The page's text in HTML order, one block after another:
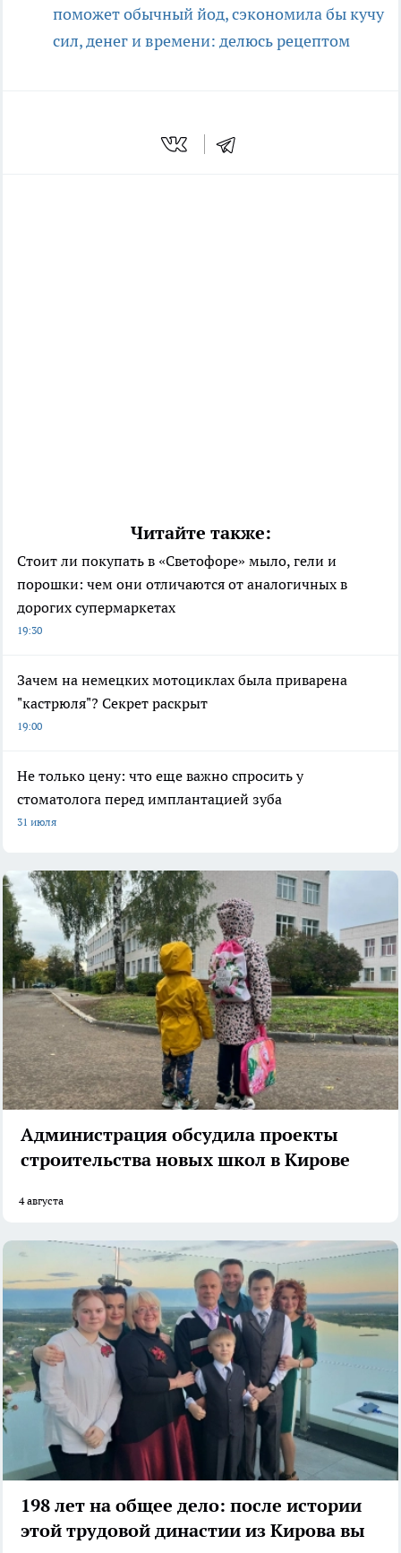
поможет обычный йод, сэкономила бы кучу
сил, денег и времени: делюсь рецептом
Читайте также:
Стоит ли покупать в «Светофоре» мыло, гели и
порошки: чем они отличаются от аналогичных в
дорогих супермаркетах
19:30
Зачем на немецких мотоциклах была приварена
"кастрюля"? Секрет раскрыт
19:00
Не только цену: что еще важно спросить у
стоматолога перед имплантацией зуба
31 июля
Администрация обсудила проекты
строительства новых школ в Кирове
4 августа
198 лет на общее дело: после истории
этой трудовой династии из Кирова вы